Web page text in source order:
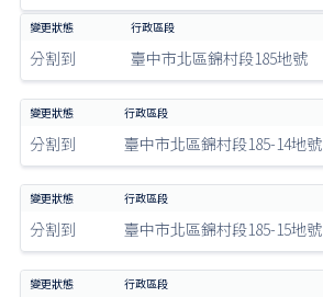
分割到 臺中市北區錦村段185地號
分割到 臺中市北區錦村段185-14地號
分割到 臺中市北區錦村段185-15地號